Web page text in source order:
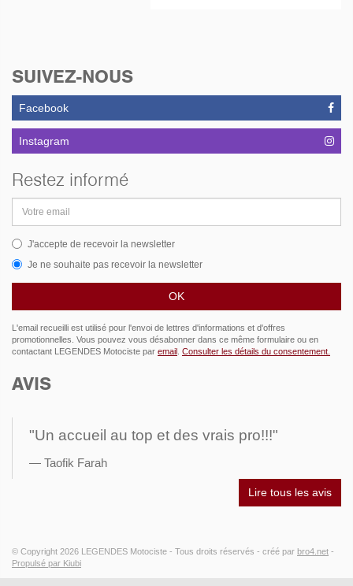
SUIVEZ-NOUS
Facebook
Instagram
Restez informé
email
J'accepte de recevoir la newsletter
Je ne souhaite pas recevoir la newsletter
L'email recueilli est utilisé pour l'envoi de lettres d'informations et d'offres
promotionnelles. Vous pouvez vous désabonner dans ce même formulaire ou en
contactant LEGENDES Motociste par email Consulter les détails du consentement.
AVIS
"Un accueil au top et des vrais pro!!!"
Taofik Farah
Lire tous les avis
© Copyright 2026 LEGENDES Motociste - Tous droits réservés - créé par bro4.net -
Propulsé par Kiubi